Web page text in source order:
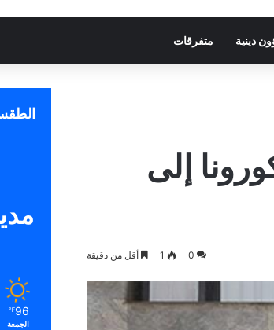
دينية متفرقات
إلى
0
1 أقل من دقيقة
96
℉
الجمعة